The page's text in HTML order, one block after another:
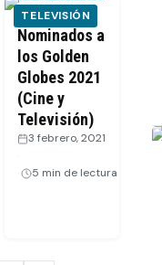
TELEVISIÓN
Nominados a
los Golden
Globes 2021
(Cine y
Televisión)
3 febrero, 2021
5 min de lectura